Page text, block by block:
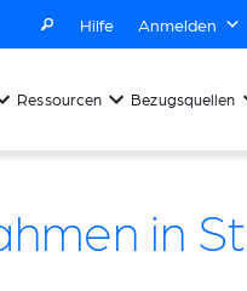
Hilfe Anmelden
Ressourcen Bezugsquellen
in St.